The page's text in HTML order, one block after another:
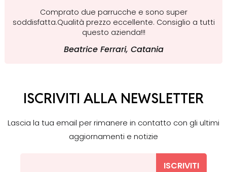
Comprato due parrucche e sono super
soddisfatta.Qualità prezzo eccellente. Consiglio a tutti
questo azienda!!!
Beatrice Ferrari, Catania
ISCRIVITI ALLA NEWSLETTER
Lascia la tua email per rimanere in contatto con gli ultimi
aggiornamenti e notizie
ISCRIVITI